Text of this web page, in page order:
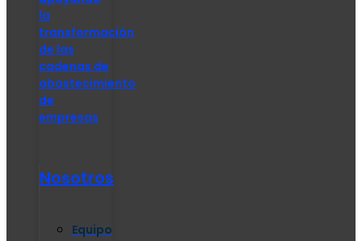
la
transformación
de las
cadenas de
abastecimiento
de
empresas
Nosotros
Equipo